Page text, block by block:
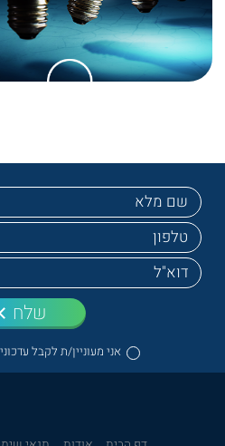
אני מעוניין/ת לקבל
שלח